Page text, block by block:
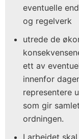
eventuelle
og regelverk
utrede de
ett av
innenfor
representere
som gir
ordningen.
I arbeidet